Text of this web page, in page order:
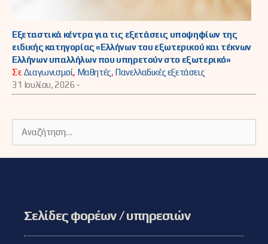
Εξεταστικά κέντρα για τις εξετάσεις υποψηφίων της
ειδικής κατηγορίας «Ελλήνων του εξωτερικού και τέκνων
Ελλήνων υπαλλήλων που υπηρετούν στο εξωτερικό»
ΣεΔιαγωνισμοί, Μαθητές, Πανελλαδικές εξετάσεις
31 Ιουλίου, 2026 -
για:
Σελίδες φορέων / υπηρεσιών